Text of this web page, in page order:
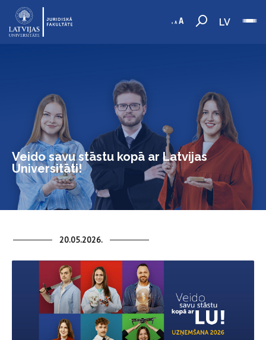
LV
Veido savu stāstu kopā ar Latvijas
Universitāti!
20.05.2026.